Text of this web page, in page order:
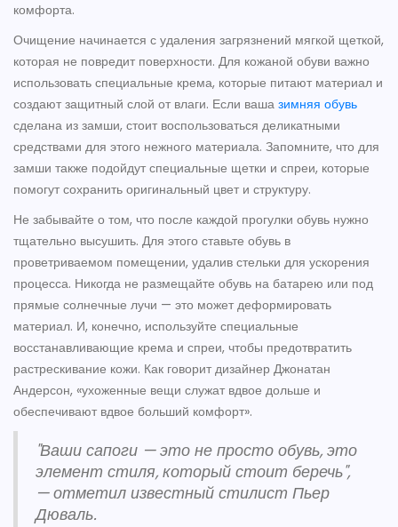
комфорта.
Очищение начинается с удаления загрязнений мягкой щеткой,
которая не повредит поверхности. Для кожаной обуви важно
использовать специальные крема, которые питают материал и
создают защитный слой от влаги. Если ваша зимняя обувь
сделана из замши, стоит воспользоваться деликатными
средствами для этого нежного материала. Запомните, что для
замши также подойдут специальные щетки и спреи, которые
помогут сохранить оригинальный цвет и структуру.
Не забывайте о том, что после каждой прогулки обувь нужно
тщательно высушить. Для этого ставьте обувь в
проветриваемом помещении, удалив стельки для ускорения
процесса. Никогда не размещайте обувь на батарею или под
прямые солнечные лучи — это может деформировать
материал. И, конечно, используйте специальные
восстанавливающие крема и спреи, чтобы предотвратить
растрескивание кожи. Как говорит дизайнер Джонатан
Андерсон, «ухоженные вещи служат вдвое дольше и
обеспечивают вдвое больший комфорт».
"Ваши сапоги — это не просто обувь, это
элемент стиля, который стоит беречь",
— отметил известный стилист Пьер
Дюваль.